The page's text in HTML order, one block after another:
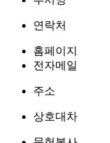
연락처
홈페이지
전자메일
주소
상호대차